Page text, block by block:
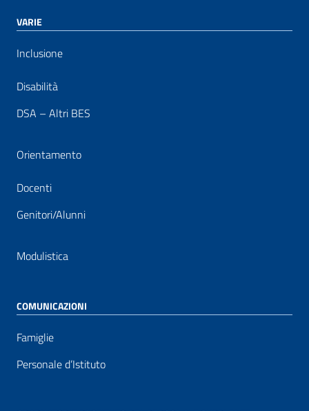
VARIE
Inclusione
Disabilità
DSA – Altri BES
Orientamento
Docenti
Genitori/Alunni
Modulistica
COMUNICAZIONI
Famiglie
Personale d’Istituto